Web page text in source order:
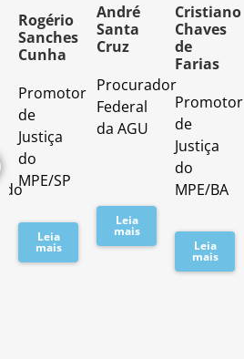
Rogério
Sanches
Cunha
Promotor
de
Justiça
do
MPE/SP
Leia
mais
André
Santa
Cruz
Procurador
Federal
da AGU
Leia
mais
Cristiano
Chaves
de
Farias
Promotor
de
Justiça
do
MPE/BA
Leia
mais